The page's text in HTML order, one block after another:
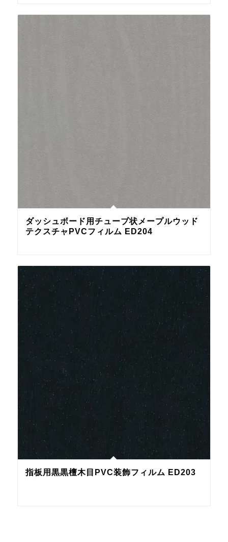
ダッシュボード用チューブ状メープルウッド
テクスチャPVCフィルム ED204
指板用黒黒檀木目PVC装飾フィルム ED203